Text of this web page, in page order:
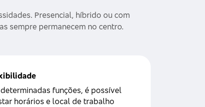
Presencial, híbrido ou com
sempre permanecem no centro.
determinadas funções, é possível
horários e local de trabalho